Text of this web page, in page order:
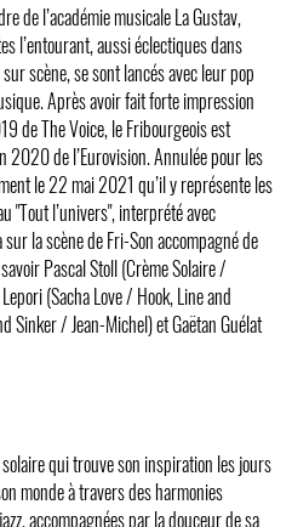
l’académie musicale La Gustav,
l’entourant, aussi éclectiques dans
scène, se sont lancés avec leur pop
Après avoir fait forte impression
de The Voice, le Fribourgeois est
2020 de l’Eurovision. Annulée pour les
le 22 mai 2021 qu’il y représente les
"Tout l’univers", interprété avec
la scène de Fri-Son accompagné de
Pascal Stoll (Crème Solaire /
(Sacha Love / Hook, Line and
Sinker / Jean-Michel) et Gaëtan Guélat
qui trouve son inspiration les jours
monde à travers des harmonies
accompagnées par la douceur de sa